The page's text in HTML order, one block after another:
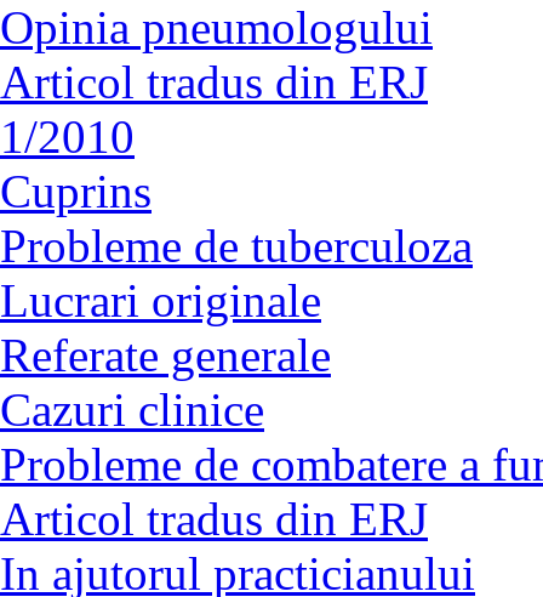
Opinia pneumologului
Articol tradus din ERJ
1/2010
Cuprins
Probleme de tuberculoza
Lucrari originale
Referate generale
Cazuri clinice
Probleme de combatere a
Articol tradus din ERJ
In ajutorul practicianului